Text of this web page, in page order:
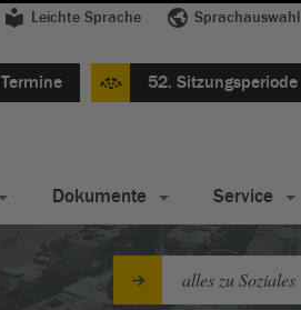
Leichte Sprache Sprachauswahl
Termine 52. Sitzungsperiode
Dokumente Service
alles zu Soziales